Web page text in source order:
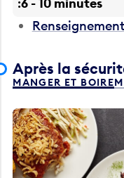
MANGER ET BOIRE